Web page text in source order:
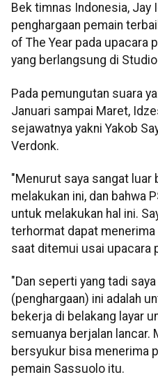
Bek timnas Indonesia, Jay
penghargaan pemain
of The Year pada upacara
yang berlangsung di
Pada pemungutan suara
Januari sampai Maret,
sejawatnya yakni Yakob
Verdonk.
"Menurut saya sangat luar
melakukan ini, dan bahwa
untuk melakukan hal ini.
terhormat dapat menerima
saat ditemui usai upacara
"Dan seperti yang tadi
(penghargaan) ini adalah
bekerja di belakang layar
semuanya berjalan lancar.
bersyukur bisa menerima
pemain Sassuolo itu.